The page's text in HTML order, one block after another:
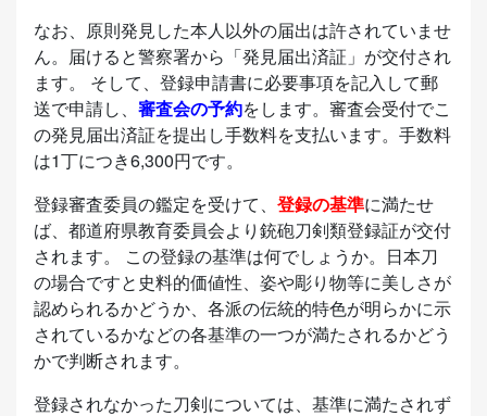
なお、原則発見した本人以外の届出は許されていませ
ん。届けると警察署から「発見届出済証」が交付され
ます。 そして、登録申請書に必要事項を記入して郵
送で申請し、 審査会の予約をします。審査会受付でこ
の発見届出済証を提出し手数料を支払います。手数料
は1丁につき6,300円です。
登録審査委員の鑑定を受けて、 登録の基準に満たせ
ば、都道府県教育委員会より銃砲刀剣類登録証が交付
されます。 この登録の基準は何でしょうか。日本刀
の場合ですと史料的価値性、姿や彫り物等に美しさが
認められるかどうか、各派の伝統的特色が明らかに示
されているかなどの各基準の一つが満たされるかどう
かで判断されます。
登録されなかった刀剣については、基準に満たされず